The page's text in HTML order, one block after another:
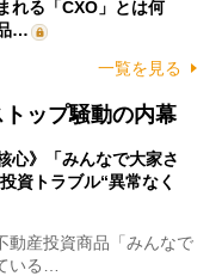
れる「CXO」とは何
…
一覧を見る
トップ騒動の内幕
心》「みんなで大家さ
資トラブル“異常なく
産投資商品「みんなで
いる…